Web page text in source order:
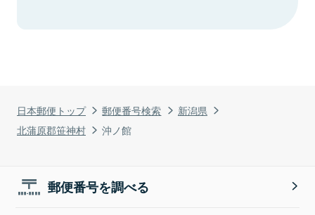
日本郵便トップ 郵便番号検索
新潟県
北蒲原郡笹神村
沖ノ館
郵便番号を調べる